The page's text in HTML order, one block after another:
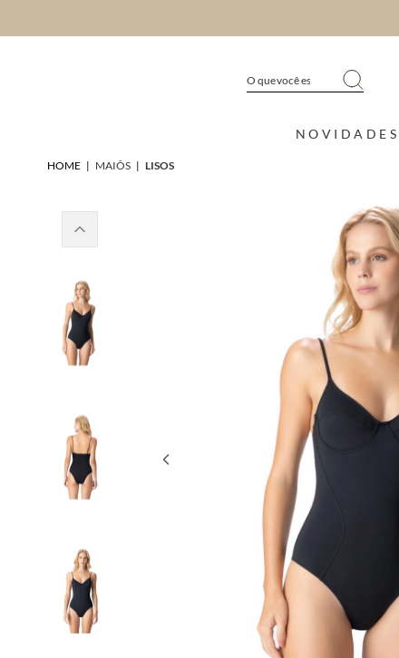
NOVIDADES
HOME | MAIÔS | LISOS